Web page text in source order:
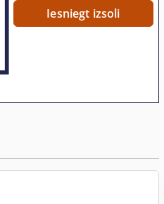
Iesniegt izsoli